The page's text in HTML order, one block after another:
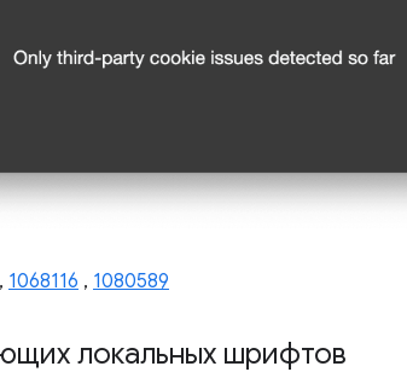
, 1068116 , 1080589
локальных шрифтов